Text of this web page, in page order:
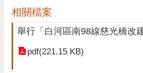
網
站
相關檔案
pdf(221.15 KB)